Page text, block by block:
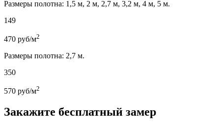
Размеры полотна: 1,5 м, 2 м, 2,7 м, 3,2 м, 4 м, 5 м.
149
470 руб/м2
Размеры полотна: 2,7 м.
350
570 руб/м2
Закажите бесплатный замер